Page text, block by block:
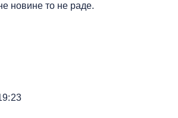
новине то не раде.